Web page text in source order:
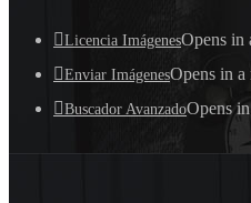
Licencia ImágenesOpens in
Enviar ImágenesOpens in a
Buscador AvanzadoOpens